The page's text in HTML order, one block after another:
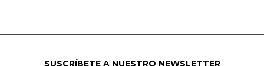
SUSCRÍBETE A NUESTRO NEWSLETTER